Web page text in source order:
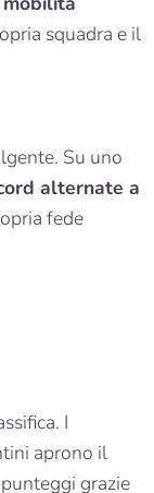
squadra e il
Su uno
alternate a
fede
I
aprono il
grazie